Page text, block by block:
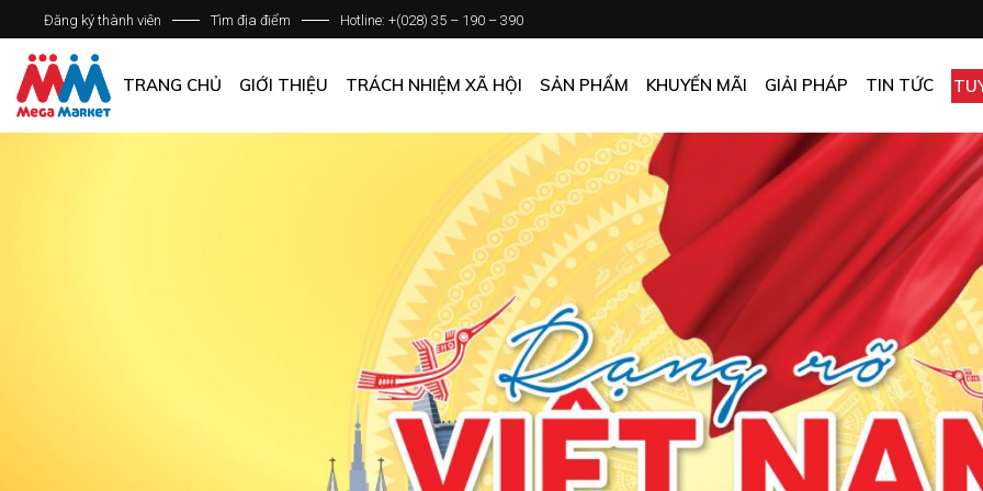
Đăng ký thành viên Tìm địa điểm Hotline: +(028) 35 – 190 – 390
TRANG CHỦ GIỚI THIỆU
QUẢN LÝ CHẤT LƯỢNG
CÁC CHÍNH SÁCH CHUNG
TRÁCH NHIỆM XÃ HỘI SẢN PHẨM KHUYẾN MÃI
CHƯƠNG TRÌNH KHUYẾN MÃI
ẤN PHẨM KHUYẾN MÃI
MUA ONLINE GIÁ TỐT
GIÁ TỐT CHO DOANH NGHIỆP
GIẢI PHÁP
KHÁCH SẠN
NHÀ HÀNG
CĂN TIN
VĂN PHÒNG
NHÀ MÁY
TẠP HÓA
TIN TỨC
GIỚI THIỆU DOANH NGHIỆP
DANH SÁCH HỆ THỐNG
CHƯƠNG TRÌNH KHUYẾN MÃI
ẤN PHẨM KHUYẾN MÃI
GIÁ TỐT CHO DOANH NGHIỆP
KHÁCH SẠN
NHÀ HÀNG
VĂN PHÒNG
NHÀ MÁY
TẠP HÓA